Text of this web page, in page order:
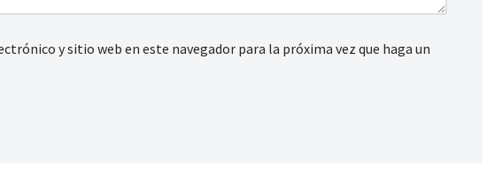
y sitio web en este navegador para la próxima vez que haga un